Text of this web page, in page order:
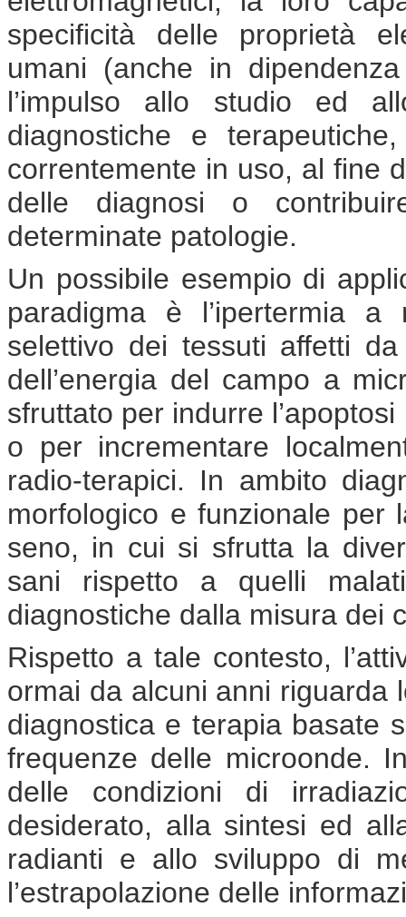
specificità delle proprietà
umani (anche in
l’impulso allo studio ed
diagnostiche e
correntemente in uso, al fine
delle diagnosi o
determinate patologie.
Un possibile esempio di
paradigma è l’ipertermia
selettivo dei tessuti affetti
dell’energia del campo a
sfruttato per indurre
o per incrementare
radio-terapici. In ambito
morfologico e funzionale per
seno, in cui si sfrutta la
sani rispetto a quelli
diagnostiche dalla misura dei
Rispetto a tale contesto,
ormai da alcuni anni riguarda
diagnostica e terapia basate
frequenze delle microonde.
delle condizioni di
desiderato, alla sintesi ed
radianti e allo sviluppo di
l’estrapolazione delle